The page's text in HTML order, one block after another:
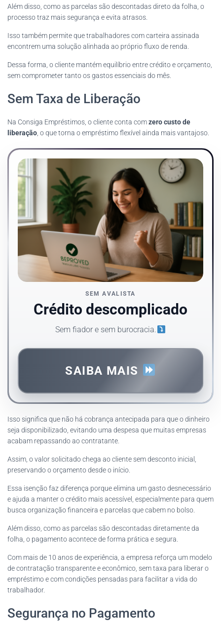
Além disso, como as parcelas são descontadas direto da folha, o
processo traz mais segurança e evita atrasos.
Isso também permite que trabalhadores com carteira assinada
encontrem uma solução alinhada ao próprio fluxo de renda.
Dessa forma, o cliente mantém equilíbrio entre crédito e orçamento,
sem comprometer tanto os gastos essenciais do mês.
Sem Taxa de Liberação
Na Consiga Empréstimos, o cliente conta comzero custo de
liberação , o que torna o empréstimo flexível ainda mais vantajoso.
SEM AVALISTA
Crédito descomplicado
Sem fiador e sem burocracia.
SAIBA MAIS
Isso significa que não há cobrança antecipada para que o dinheiro
seja disponibilizado, evitando uma despesa que muitas empresas
acabam repassando ao contratante.
Assim, o valor solicitado chega ao cliente sem desconto inicial,
preservando o orçamento desde o início.
Essa isenção faz diferença porque elimina um gasto desnecessário
e ajuda a manter o crédito mais acessível, especialmente para quem
busca organização financeira e parcelas que cabem no bolso.
Além disso, como as parcelas são descontadas diretamente da
folha, o pagamento acontece de forma prática e segura.
Com mais de 10 anos de experiência, a empresa reforça um modelo
de contratação transparente e econômico, sem taxa para liberar o
empréstimo e com condições pensadas para facilitar a vida do
trabalhador.
Segurança no Pagamento